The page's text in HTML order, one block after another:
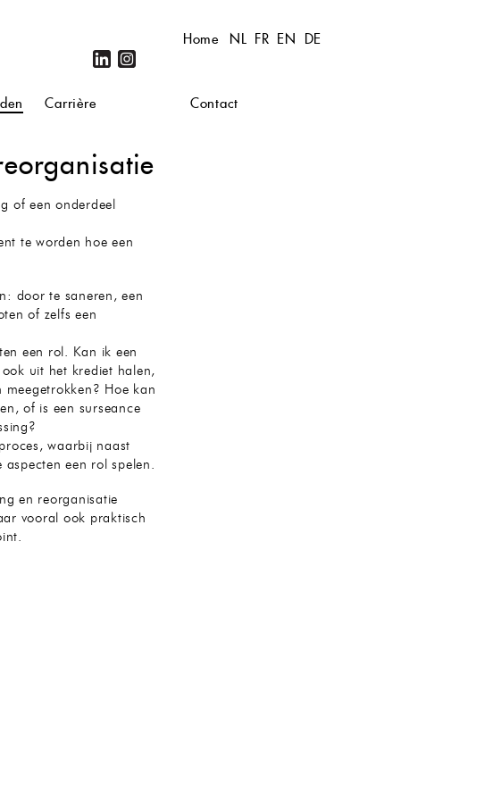
NL FR EN DE
Home
Carrière Contact
of een onderdeel
te worden hoe een
door te saneren, een
of zelfs een
een rol. Kan ik een
uit het krediet halen,
Hoe kan
of is een surseance
waarbij naast
een rol spelen.
en reorganisatie
vooral ook praktisch